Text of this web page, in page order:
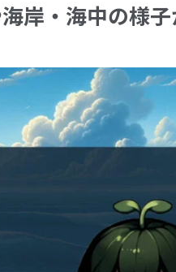
岸・海中の様